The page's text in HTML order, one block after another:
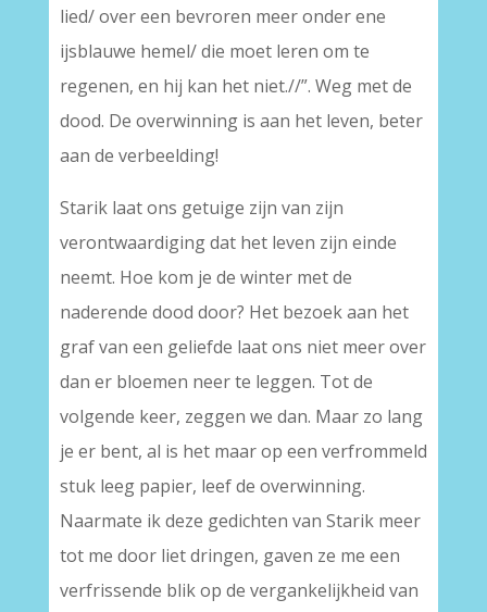
lied/ over een bevroren meer onder ene
ijsblauwe hemel/ die moet leren om te
regenen, en hij kan het niet.//”. Weg met de
dood. De overwinning is aan het leven, beter
aan de verbeelding!
Starik laat ons getuige zijn van zijn
verontwaardiging dat het leven zijn einde
neemt. Hoe kom je de winter met de
naderende dood door? Het bezoek aan het
graf van een geliefde laat ons niet meer over
dan er bloemen neer te leggen. Tot de
volgende keer, zeggen we dan. Maar zo lang
je er bent, al is het maar op een verfrommeld
stuk leeg papier, leef de overwinning.
Naarmate ik deze gedichten van Starik meer
tot me door liet dringen, gaven ze me een
verfrissende blik op de vergankelijkheid van